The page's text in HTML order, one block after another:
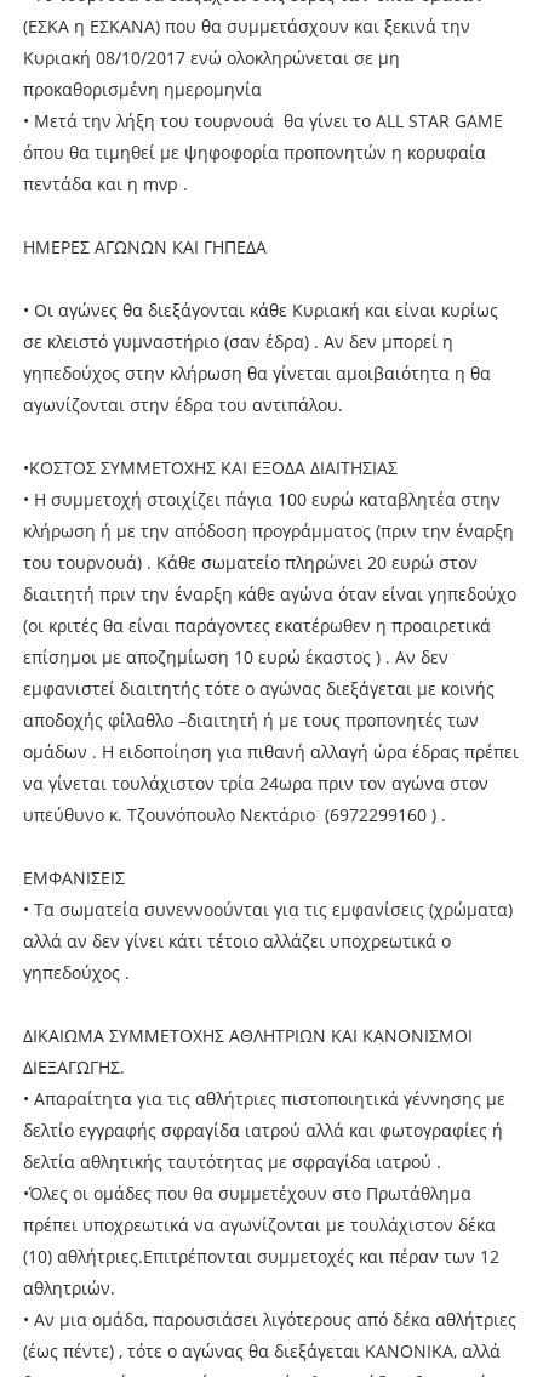
(ΕΣΚΑ η ΕΣΚΑΝΑ) που θα συμμετάσχουν και ξεκινά την
Κυριακή 08/10/2017 ενώ ολοκληρώνεται σε μη
προκαθορισμένη ημερομηνία
• Μετά την λήξη του τουρνουά θα γίνει το ALL STAR GAME
όπου θα τιμηθεί με ψηφοφορία προπονητών η κορυφαία
πεντάδα και η mvp .
ΗΜΕΡΕΣ ΑΓΩΝΩΝ KAI ΓΗΠΕΔΑ
• Οι αγώνες θα διεξάγονται κάθε Κυριακή και είναι κυρίως
σε κλειστό γυμναστήριο (σαν έδρα) . Αν δεν μπορεί η
γηπεδούχος στην κλήρωση θα γίνεται αμοιβαιότητα η θα
αγωνίζονται στην έδρα του αντιπάλου.
•ΚΟΣΤΟΣ ΣΥΜΜΕΤΟΧΗΣ ΚΑΙ ΕΞΟΔΑ ΔΙΑΙΤΗΣΙΑΣ
• Η συμμετοχή στοιχίζει πάγια 100 ευρώ καταβλητέα στην
κλήρωση ή με την απόδοση προγράμματος (πριν την έναρξη
του τουρνουά) . Κάθε σωματείο πληρώνει 20 ευρώ στον
διαιτητή πριν την έναρξη κάθε αγώνα όταν είναι γηπεδούχο
(οι κριτές θα είναι παράγοντες εκατέρωθεν η προαιρετικά
επίσημοι με αποζημίωση 10 ευρώ έκαστος ) . Αν δεν
εμφανιστεί διαιτητής τότε ο αγώνας διεξάγεται με κοινής
αποδοχής φίλαθλο –διαιτητή ή με τους προπονητές των
ομάδων . Η ειδοποίηση για πιθανή αλλαγή ώρα έδρας πρέπει
να γίνεται τουλάχιστον τρία 24ωρα πριν τον αγώνα στον
υπεύθυνο κ. Τζουνόπουλο Νεκτάριο (6972299160 ) .
ΕΜΦΑΝΙΣΕΙΣ
• Τα σωματεία συνεννοούνται για τις εμφανίσεις (χρώματα)
αλλά αν δεν γίνει κάτι τέτοιο αλλάζει υποχρεωτικά ο
γηπεδούχος .
ΔΙΚΑΙΩΜΑ ΣΥΜΜΕΤΟΧΗΣ ΑΘΛΗΤΡΙΩΝ KAI ΚΑΝΟΝΙΣΜΟΙ
ΔΙΕΞΑΓΩΓΗΣ.
• Απαραίτητα για τις αθλήτριες πιστοποιητικά γέννησης με
δελτίο εγγραφής σφραγίδα ιατρού αλλά και φωτογραφίες ή
δελτία αθλητικής ταυτότητας με σφραγίδα ιατρού .
•Όλες οι ομάδες που θα συμμετέχουν στο Πρωτάθλημα
πρέπει υποχρεωτικά να αγωνίζονται με τουλάχιστον δέκα
(10) αθλήτριες.Επιτρέπονται συμμετοχές και πέραν των 12
αθλητριών.
• Αν μια ομάδα, παρουσιάσει λιγότερους από δέκα αθλήτριες
(έως πέντε) , τότε ο αγώνας θα διεξάγεται ΚΑΝΟΝΙΚΑ, αλλά